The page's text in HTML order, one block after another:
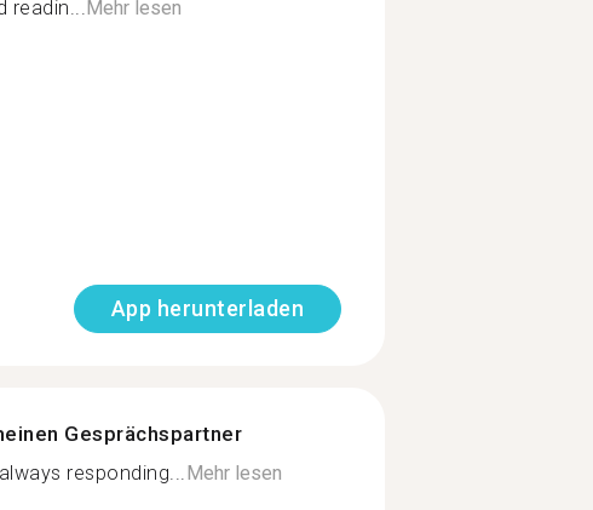
readin...Mehr lesen
App herunterladen
Gesprächspartner
responding...Mehr lesen